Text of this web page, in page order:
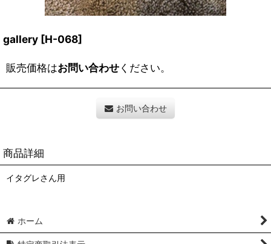
gallery [H-068]
販売価格はお問い合わせください。
お問い合わせ
商品詳細
イタグレさん用
ホーム